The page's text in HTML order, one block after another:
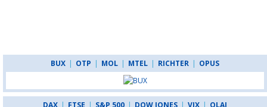
BUX | OTP | MOL | MTEL | RICHTER | OPUS
DAX | FTSE | S&P 500 | DOW JONES | VIX | OLAJ